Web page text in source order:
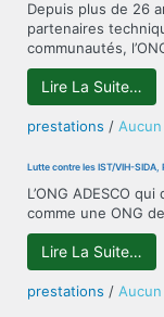
Depuis plus de 26
partenaires
communautés,
Lire La Suite…
prestations /
Lutte contre les IST/VIH-SIDA,
L’ONG ADESCO
comme une ONG
Lire La Suite…
prestations /